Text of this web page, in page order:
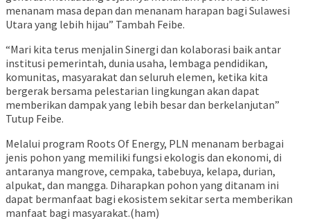
menanam masa depan dan menanam harapan bagi Sulawesi
Utara yang lebih hijau” Tambah Feibe.
“Mari kita terus menjalin Sinergi dan kolaborasi baik antar
institusi pemerintah, dunia usaha, lembaga pendidikan,
komunitas, masyarakat dan seluruh elemen, ketika kita
bergerak bersama pelestarian lingkungan akan dapat
memberikan dampak yang lebih besar dan berkelanjutan”
Tutup Feibe.
Melalui program Roots Of Energy, PLN menanam berbagai
jenis pohon yang memiliki fungsi ekologis dan ekonomi, di
antaranya mangrove, cempaka, tabebuya, kelapa, durian,
alpukat, dan mangga. Diharapkan pohon yang ditanam ini
dapat bermanfaat bagi ekosistem sekitar serta memberikan
manfaat bagi masyarakat.(ham)